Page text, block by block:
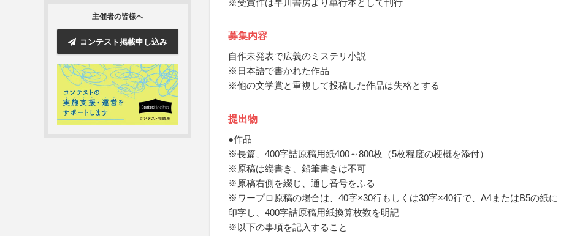
主催者の皆様へ
コンテスト掲載申し込み
※受賞作は早川書房より単行本として刊行
募集内容
自作未発表で広義のミステリ小説
※日本語で書かれた作品
※他の文学賞と重複して投稿した作品は失格とする
提出物
●作品
※長篇、400字詰原稿用紙400～800枚（5枚程度の梗概を添付）
※原稿は縦書き、鉛筆書きは不可
※原稿右側を綴じ、通し番号をふる
※ワープロ原稿の場合は、40字×30行もしくは30字×40行で、A4またはB5の紙に
印字し、400字詰原稿用紙換算枚数を明記
※以下の事項を記入すること